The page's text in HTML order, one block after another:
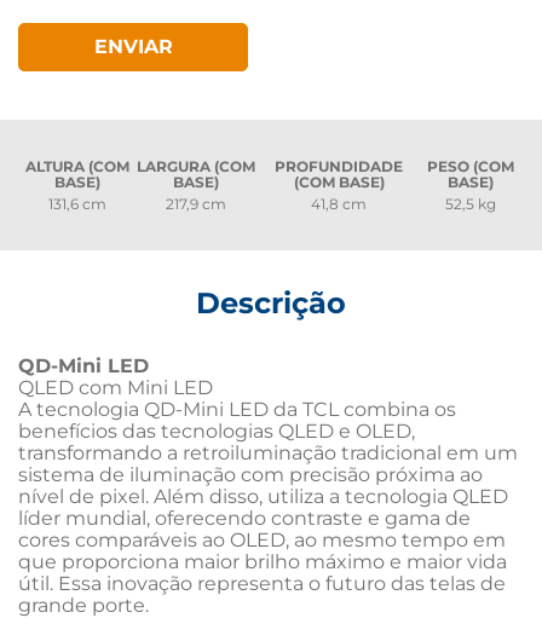
ENVIAR
ALTURA (COM
BASE)
131,6 cm
LARGURA (COM
BASE)
217,9 cm
PROFUNDIDADE
(COM BASE)
41,8 cm
PESO (COM
BASE)
52,5 kg
Descrição
QD-Mini LED
QLED com Mini LED
A tecnologia QD-Mini LED da TCL combina os
benefícios das tecnologias QLED e OLED,
transformando a retroiluminação tradicional em um
sistema de iluminação com precisão próxima ao
nível de pixel. Além disso, utiliza a tecnologia QLED
líder mundial, oferecendo contraste e gama de
cores comparáveis ao OLED, ao mesmo tempo em
que proporciona maior brilho máximo e maior vida
útil. Essa inovação representa o futuro das telas de
grande porte.